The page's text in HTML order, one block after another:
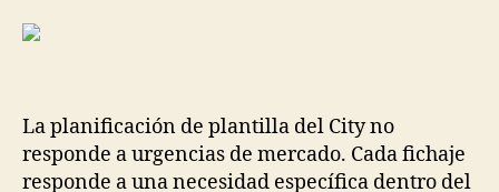
La planificación de plantilla del City no
responde a urgencias de mercado. Cada fichaje
responde a una necesidad específica dentro del